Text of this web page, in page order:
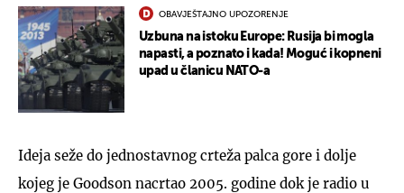
OBAVJEŠTAJNO UPOZORENJE
Uzbuna na istoku Europe: Rusija bi mogla
napasti, a poznato i kada! Moguć i kopneni
upad u članicu NATO-a
Ideja seže do jednostavnog crteža palca gore i dolje
kojeg je Goodson nacrtao 2005. godine dok je radio u